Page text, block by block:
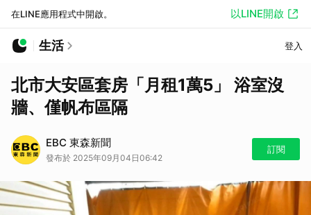
在LINE應用程式中開啟。 以LINE開啟
生活 登入
北市大安區套房「月租1萬5」 浴室沒
牆、僅帆布區隔
EBC 東森新聞
發布於 2025年09月04日06:42
訂閱